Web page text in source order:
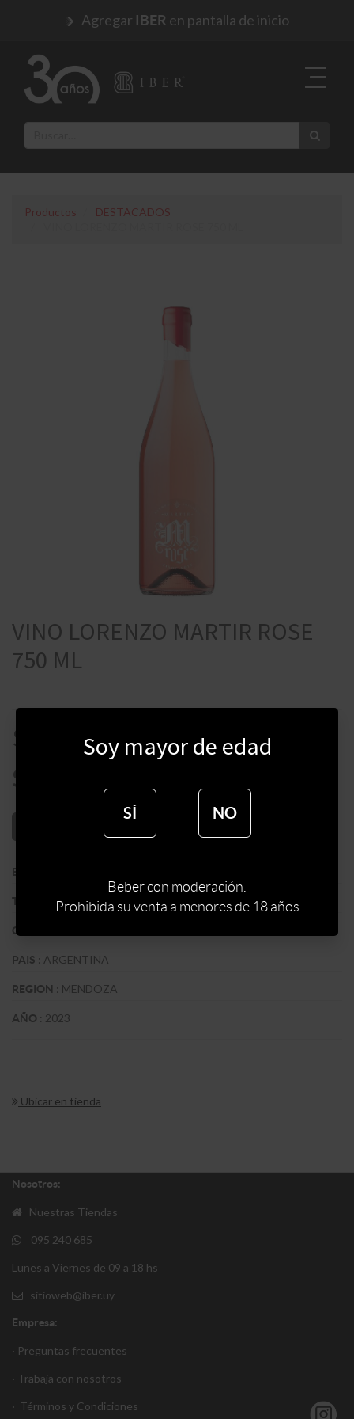
Agregar IBER en pantalla de inicio
Productos
DESTACADOS
VINO LORENZO MARTIR ROSE
750 ML
$
$
BODEGA
TIPO DE VINO : ROSADO
CEPA
PAIS : ARGENTINA
REGION : MENDOZA
AÑO : 2023
Ubicar en tienda
Nosotros:
Nuestras Tiendas
095 240 685
Lunes a Viernes de 09 a 18 hs
sitioweb@iber.uy
Empresa:
· Preguntas frecuentes
· Trabaja con nosotros
· Términos y Condiciones
Soy mayor de edad
SÍ NO
Beber con moderación.
Prohibida su venta a menores de 18 años